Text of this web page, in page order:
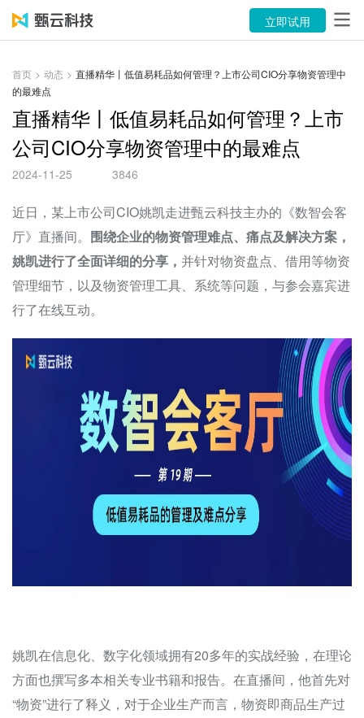
产品
资源中心
关于
语言
立即试用
售后服务：400-116-0808
立即试用
首页 > 动态 > 直播精华丨低值易耗品如何管理？上市公司CIO分享物资管理中
的最难点
直播精华丨低值易耗品如何管理？上市
公司CIO分享物资管理中的最难点
2024-11-25 3846
近日，某上市公司CIO姚凯走进甄云科技主办的《数智会客
厅》直播间。 围绕企业的物资管理难点、痛点及解决方案，
姚凯进行了全面详细的分享， 并针对物资盘点、借用等物资
管理细节，以及物资管理工具、系统等问题，与参会嘉宾进
行了在线互动。
姚凯在信息化、数字化领域拥有20多年的实战经验，在理论
方面也撰写多本相关专业书籍和报告。在直播间，他首先对
“物资”进行了释义，对于企业生产而言，物资即商品生产过